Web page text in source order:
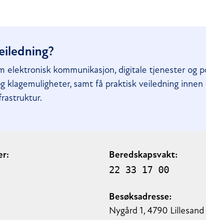
elektronisk kommunikasjon, digitale tjenester og
samt få praktisk veiledning
Beredskapsvakt:
22 33 17 00
Besøksadresse:
Nygård 1, 4790 Lillesand